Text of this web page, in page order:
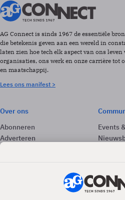
AG Connect is sinds 1967 de essentiële
die betekenis geven aan een wereld in
laten zien hoe tech elk aspect van ons leven
organisaties, ons werk en onze carrière tot
en maatschappij.
Lees ons manifest >
Over ons
Abonneren
Adverteren
Events